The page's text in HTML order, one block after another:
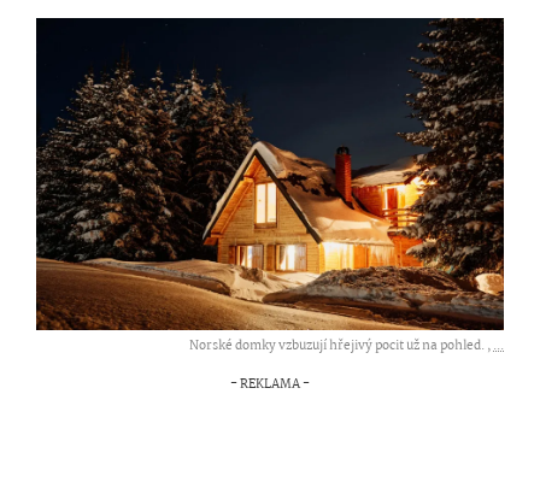
Norské domky vzbuzují hřejivý pocit už na pohled. ,...